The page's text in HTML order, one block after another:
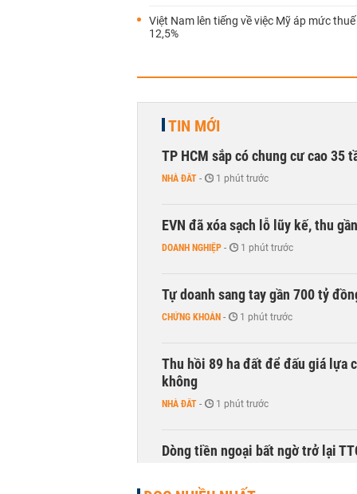
Việt Nam lên tiếng về việc Mỹ áp mức
12,5%
TIN MỚI
TP HCM sắp có chung cư cao 35
NHÀ ĐẤT - 1 phút trước
EVN đã xóa sạch lỗ lũy kế, thu
DOANH NGHIỆP - 1 phút trước
Tự doanh sang tay gần 700 tỷ
CHỨNG KHOÁN - 1 phút trước
Thu hồi 89 ha đất để đấu giá lựa
không
NHÀ ĐẤT - 1 phút trước
Dòng tiền ngoại bất ngờ trở lại